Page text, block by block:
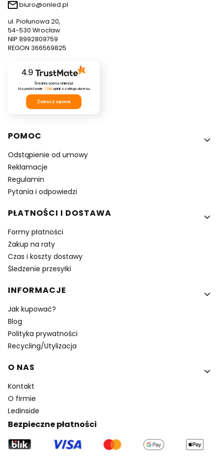
biuro@onled.pl
ul. Piołunowa 20,
54-530 Wrocław
NIP 8992809759
REGON 366569825
4.9
Średnia ocena onled.pl
Na podstawie 1199opinii z całego okresu
Zobacz opinie
Linki w stopce
POMOC
Odstąpienie od umowy
Reklamacje
Regulamin
Pytania i odpowiedzi
PŁATNOŚCI I DOSTAWA
Formy płatności
Zakup na raty
Czas i koszty dostawy
Śledzenie przesyłki
INFORMACJE
Jak kupować?
Blog
Polityka prywatności
Recycling/Utylizacja
O NAS
Kontakt
O firmie
Ledinside
Bezpieczne płatności